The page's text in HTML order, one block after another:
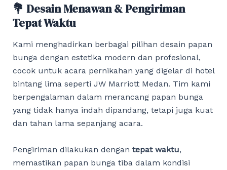
💐 Desain Menawan & Pengiriman
Tepat Waktu
Kami menghadirkan berbagai pilihan desain papan
bunga dengan estetika modern dan profesional,
cocok untuk acara pernikahan yang digelar di hotel
bintang lima seperti JW Marriott Medan. Tim kami
berpengalaman dalam merancang papan bunga
yang tidak hanya indah dipandang, tetapi juga kuat
dan tahan lama sepanjang acara.
Pengiriman dilakukan dengan tepat waktu,
memastikan papan bunga tiba dalam kondisi